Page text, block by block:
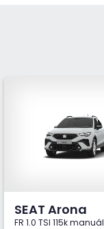
SEAT Arona
FR 1.0 TSI 115k manuál